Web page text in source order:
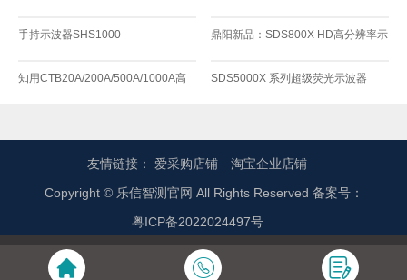
手持示波器SHS1000 鼎阳新品：SDS800X HD高分辨率示
知用CTB20A/200A/500A/1000A高
感器开口钳
SDS5000X 系列超级荧光示波器
友情链接： 爱采购店铺
淘宝企业店铺
Copyright © 乐信智测官网 All Rights Reserved 备案号：
粤ICP备2022024497号